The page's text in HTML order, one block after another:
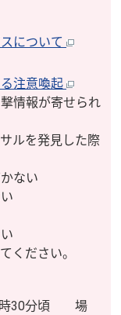
について
注意喚起
情報が寄せられ
ルを発見した際
ない
ください。
時30分頃 場